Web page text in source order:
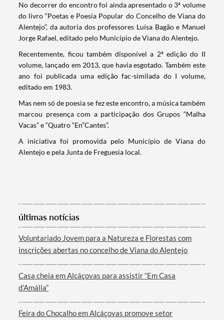
Termo de Pesquisa
Categorias gerais
Filtros
No decorrer do encontro foi ainda apresentado o 3ª volume
do livro “Poetas e Poesia Popular do Concelho de Viana do
Alentejo”, da autoria dos professores Luísa Bagão e Manuel
Jorge Rafael, editado pelo Município de Viana do Alentejo.
Recentemente, ficou também disponível a 2ª edição do II
volume, lançado em 2013, que havia esgotado. Também este
ano foi publicada uma edição fac-similada do I volume,
editado em 1983.
Mas nem só de poesia se fez este encontro, a música também
marcou presença com a participação dos Grupos “Malha
Vacas” e “Quatro “En”Cantes”.
A iniciativa foi promovida pelo Município de Viana do
Alentejo e pela Junta de Freguesia local.
últimas notícias
Voluntariado Jovem para a Natureza e Florestas com
inscrições abertas no concelho de Viana do Alentejo
Casa cheia em Alcáçovas para assistir “Em Casa
d’Amália”
Feira do Chocalho em Alcáçovas promove setor